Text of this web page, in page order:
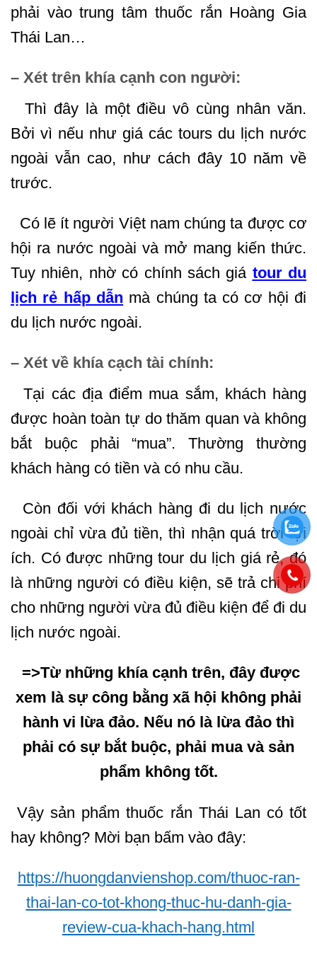
phải vào trung tâm thuốc rắn Hoàng Gia
Thái Lan…
– Xét trên khía cạnh con người:
Thì đây là một điều vô cùng nhân văn.
Bởi vì nếu như giá các tours du lịch nước
ngoài vẫn cao, như cách đây 10 năm về
trước.
Có lẽ ít người Việt nam chúng ta được cơ
hội ra nước ngoài và mở mang kiến thức.
Tuy nhiên, nhờ có chính sách giá tour du
lịch rẻ hấp dẫn mà chúng ta có cơ hội đi
du lịch nước ngoài.
– Xét về khía cạch tài chính:
Tại các địa điểm mua sắm, khách hàng
được hoàn toàn tự do thăm quan và không
bắt buộc phải “mua”. Thường thường
khách hàng có tiền và có nhu cầu.
Còn đối với khách hàng đi du lịch nước
ngoài chỉ vừa đủ tiền, thì nhận quá trời lợi
ích. Có được những tour du lịch giá rẻ, đó
là những người có điều kiện, sẽ trả chi phí
cho những người vừa đủ điều kiện để đi du
lịch nước ngoài.
=>Từ những khía cạnh trên, đây được
xem là sự công bằng xã hội không phải
hành vi lừa đảo. Nếu nó là lừa đảo thì
phải có sự bắt buộc, phải mua và sản
phẩm không tốt.
Vậy sản phẩm thuốc rắn Thái Lan có tốt
hay không? Mời bạn bấm vào đây:
https://huongdanvienshop.com/thuoc-ran-
thai-lan-co-tot-khong-thuc-hu-danh-gia-
review-cua-khach-hang.html